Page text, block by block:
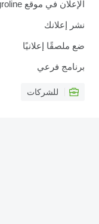
الإعلان في موقع Agroline.
نشر إعلانك
ضع ملصقًا إعلانيًا
برنامج فرعي
للشركات